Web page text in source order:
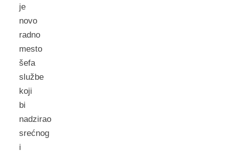
je
novo
radno
mesto
šefa
službe
koji
bi
nadzirao
srećnog
i